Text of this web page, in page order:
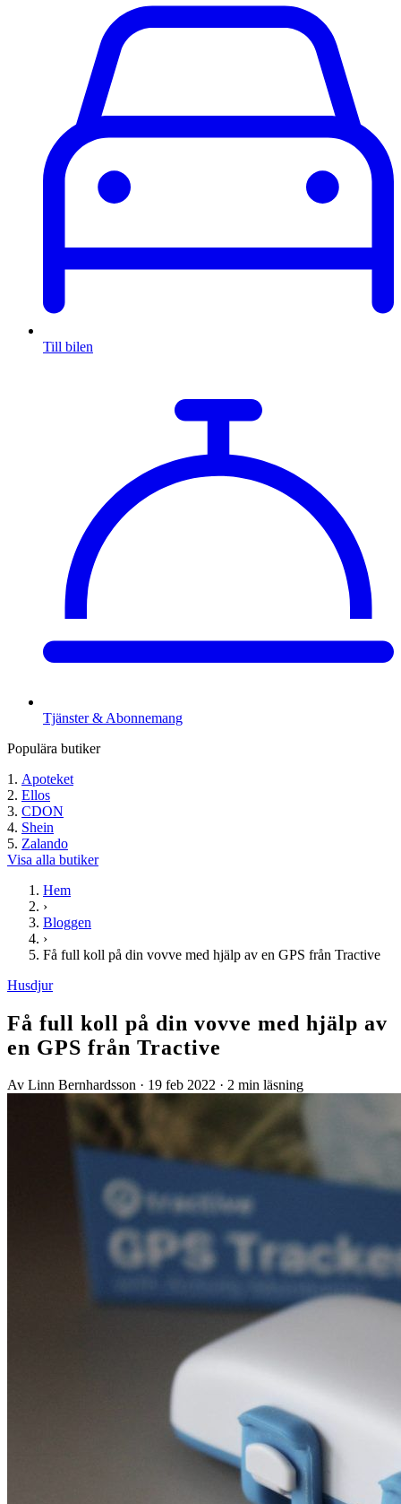
Till bilen
Tjänster & Abonnemang
Populära butiker
Apoteket
Ellos
CDON
Shein
Zalando
Visa alla butiker
Hem
›
Bloggen
›
Få full koll på din vovve med hjälp av en GPS från Tractive
Husdjur
Få full koll på din vovve med hjälp av
en GPS från Tractive
Av Linn Bernhardsson · 19 feb 2022 · 2 min läsning